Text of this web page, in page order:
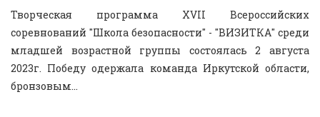
Творческая программа XVII Всероссийских
соревнований "Школа безопасности" - "ВИЗИТКА" среди
младшей возрастной группы состоялась 2 августа
2023г. Победу одержала команда Иркутской области,
бронзовым...